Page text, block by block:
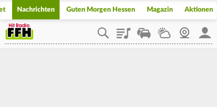
Nachrichten Guten Morgen Hessen Magazin Aktionen
PlaylistStaupilotWetterWebcam